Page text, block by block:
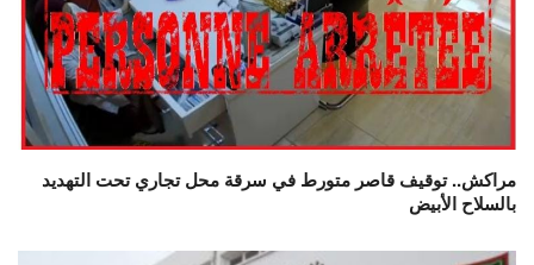
مراكش.. توقيف قاصر متورط في سرقة محل تجاري تحت التهديد
بالسلاح الأبيض